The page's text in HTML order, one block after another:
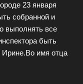
23 января
собранной и
выполнять все
быть
Ирине.Во имя отца